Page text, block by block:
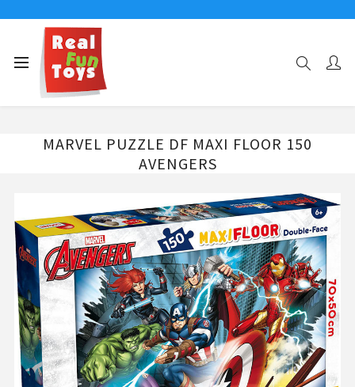
MARVEL PUZZLE DF MAXI FLOOR 150 AVENGERS
MARVEL PUZZLE DF MAXI FLOOR 150
AVENGERS